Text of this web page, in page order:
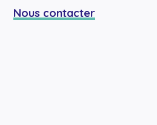
Nous contacter